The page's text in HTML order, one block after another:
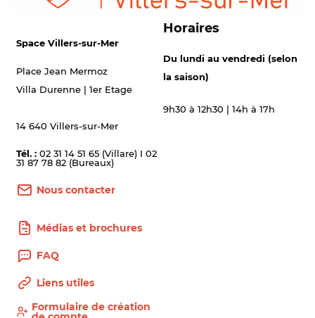
Space Villers-sur-Mer
Place Jean Mermoz
Villa Durenne | 1er Etage
14 640 Villers-sur-Mer
Tél. : 02 31 14 51 65 (Villare) I 02
31 87 78 82 (Bureaux)
Nous contacter
Horaires
Du lundi au vendredi (selon
la saison)
9h30 à 12h30 | 14h à 17h
Médias et brochures
FAQ
Liens utiles
Formulaire de création